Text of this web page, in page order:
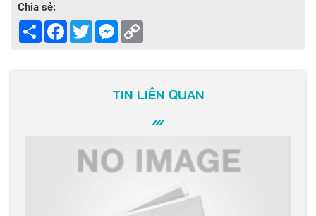
Chia sẻ:
Share Facebook
TwitterMessenger
TIN LIÊN QUAN